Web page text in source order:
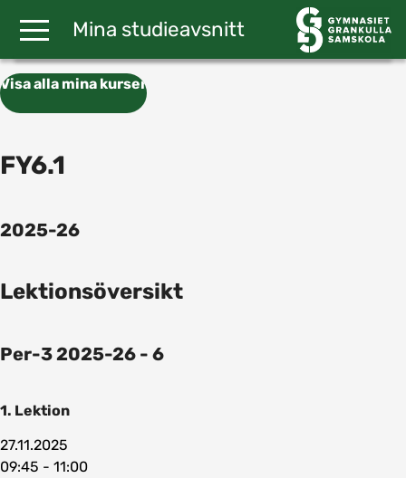
Mina studieavsnitt
Visa alla mina kurser
FY6.1
2025-26
Lektionsöversikt
Per-3 2025-26 - 6
1. Lektion
27.11.2025
09:45 - 11:00